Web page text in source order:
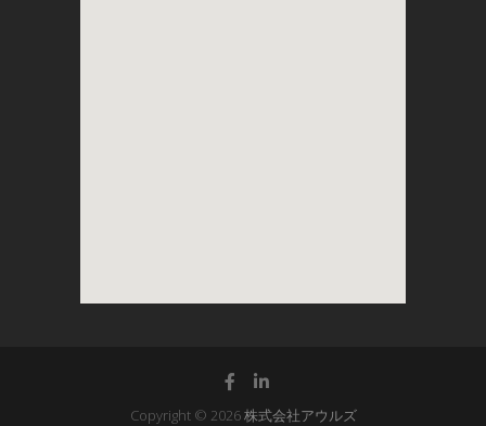
Copyright © 2026株式会社アウルズ